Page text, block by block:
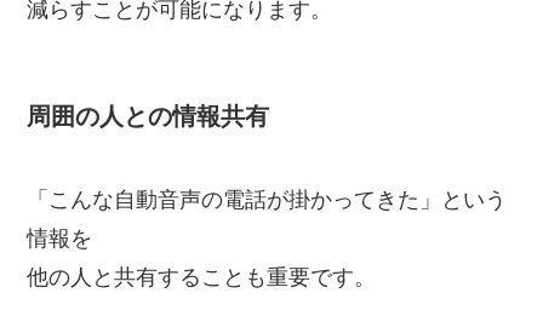
減らすことが可能になります。
周囲の人との情報共有
「こんな自動音声の電話が掛かってきた」という
情報を
他の人と共有することも重要です。